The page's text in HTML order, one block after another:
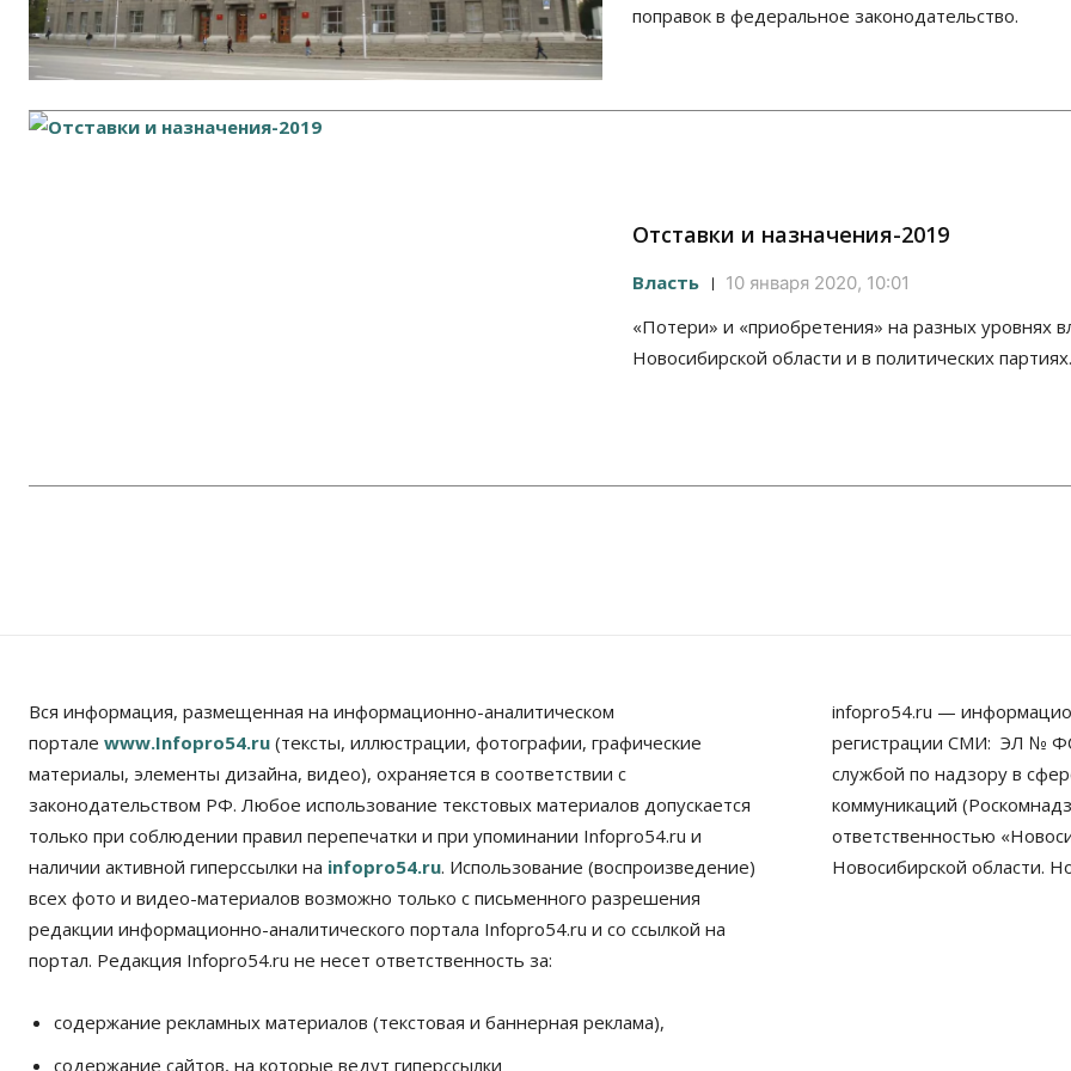
поправок в федеральное законодательство.
Отставки и назначения-2019
Власть 10 января 2020, 10:01
«Потери» и «приобретения» на разных уровнях
Новосибирской области и в политических партиях.
Вся информация, размещенная на информационно-аналитическом
портале www.Infopro54.ru (тексты, иллюстрации, фотографии, графические
материалы, элементы дизайна, видео), охраняется в соответствии с
законодательством РФ. Любое использование текстовых материалов допускается
только при соблюдении правил перепечатки и при упоминании Infopro54.ru и
наличии активной гиперссылки на infopro54.ru. Использование (воспроизведение)
всех фото и видео-материалов возможно только с письменного разрешения
редакции информационно-аналитического портала Infopro54.ru и со ссылкой на
портал. Редакция Infopro54.ru не несет ответственность за:
содержание рекламных материалов (текстовая и баннерная реклама),
содержание сайтов, на которые ведут гиперссылки
infopro54.ru —
регистрации СМИ: ЭЛ №
службой по надзору в
коммуникаций
ответственностью
Новосибирской области.